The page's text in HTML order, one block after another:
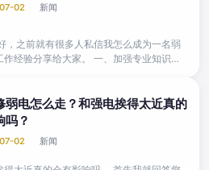
02 新闻
，之前就有很多人私信我怎么成为一名弱
经验分享给大家。 一、加强专业知识学
弱电怎么走？和强电挨得太近真的
吗？
02 新闻